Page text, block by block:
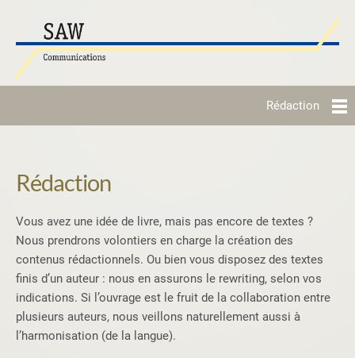
Rédaction
Rédaction
Vous avez une idée de livre, mais pas encore de textes ?
Nous prendrons volontiers en charge la création des
contenus rédactionnels. Ou bien vous disposez des textes
finis d’un auteur : nous en assurons le rewriting, selon vos
indications. Si l’ouvrage est le fruit de la collaboration entre
plusieurs auteurs, nous veillons naturellement aussi à
l’harmonisation (de la langue).